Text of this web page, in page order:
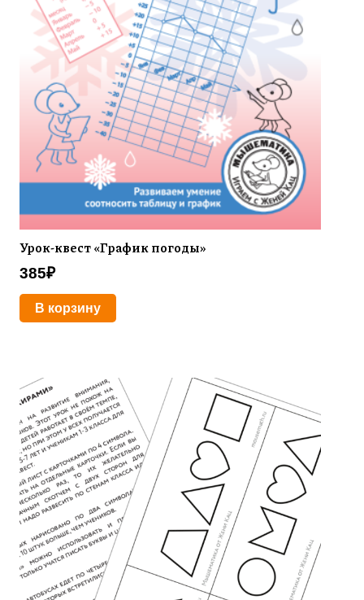
Урок-квест «График погоды»
385₽
В корзину